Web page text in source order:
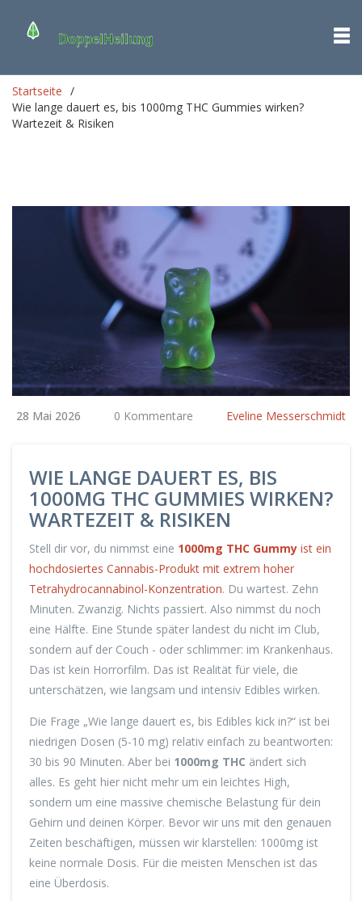
Startseite
Wie lange dauert es, bis 1000mg THC Gummies wirken?
Wartezeit & Risiken
28 Mai 2026 0 Kommentare Eveline Messerschmidt
WIE LANGE DAUERT ES, BIS
1000MG THC GUMMIES WIRKEN?
WARTEZEIT & RISIKEN
Stell dir vor, du nimmst eine 1000mg THC Gummy ist ein
hochdosiertes Cannabis-Produkt mit extrem hoher
Tetrahydrocannabinol-Konzentration. Du wartest. Zehn
Minuten. Zwanzig. Nichts passiert. Also nimmst du noch
eine Hälfte. Eine Stunde später landest du nicht im Club,
sondern auf der Couch - oder schlimmer: im Krankenhaus.
Das ist kein Horrorfilm. Das ist Realität für viele, die
unterschätzen, wie langsam und intensiv Edibles wirken.
Die Frage „Wie lange dauert es, bis Edibles kick in?“ ist bei
niedrigen Dosen (5-10 mg) relativ einfach zu beantworten:
30 bis 90 Minuten. Aber bei 1000mg THC ändert sich
alles. Es geht hier nicht mehr um ein leichtes High,
sondern um eine massive chemische Belastung für dein
Gehirn und deinen Körper. Bevor wir uns mit den genauen
Zeiten beschäftigen, müssen wir klarstellen: 1000mg ist
keine normale Dosis. Für die meisten Menschen ist das
eine Überdosis.